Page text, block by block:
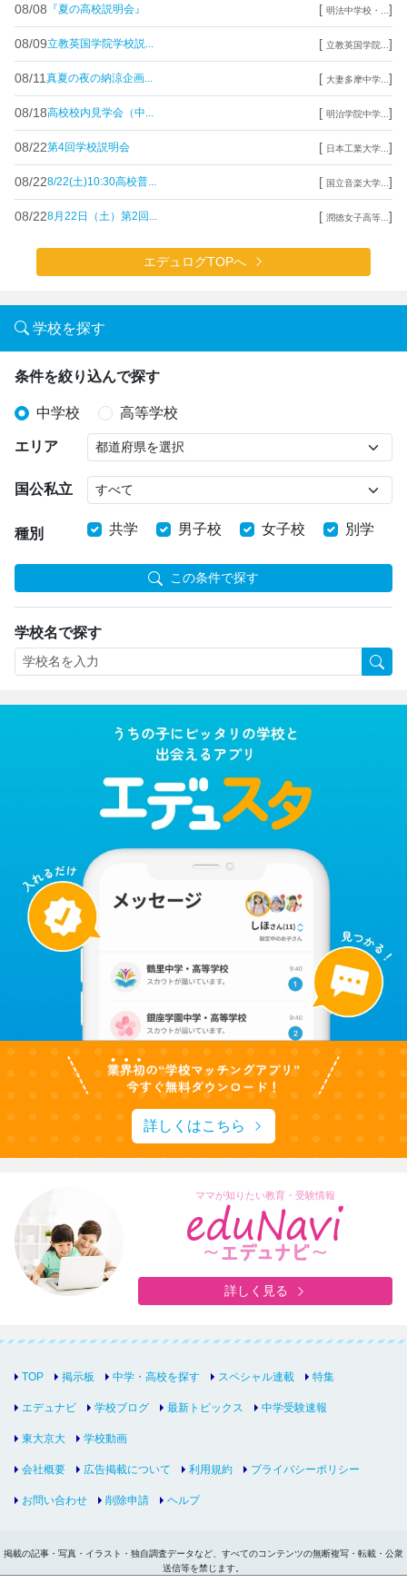
08/08 『夏の高校説明会』 [ 明法中学校・... ]
08/09立教英国学院学校説... [ 立教英国学院... ]
08/11 真夏の夜の納涼企画... [ 大妻多摩中学... ]
08/18高校校内見学会（中... [ 明治学院中学... ]
08/22第4回学校説明会 [ 日本工業大学... ]
08/228/22(土)10:30高校普... [ 国立音楽大学... ]
08/228月22日（土）第2回... [ 潤徳女子高等... ]
エデュログTOPへ
学校を探す
条件を絞り込んで探す
中学校 高等学校
エリア
国公私立
種別 共学 男子校 女子校 別学
この条件で探す
学校名で探す
詳しくはこちら
ママが知りたい教育・受験情報
詳しく見る
TOP 掲示板 中学・高校を探す スペシャル連載 特集
エデュナビ 学校ブログ 最新トピックス 中学受験速報
東大京大 学校動画
会社概要 広告掲載について 利用規約 プライバシーポリシー
お問い合わせ 削除申請 ヘルプ
掲載の記事・写真・イラスト・独自調査データなど、すべてのコンテンツの無断複写・転載・公衆
送信等を禁じます。